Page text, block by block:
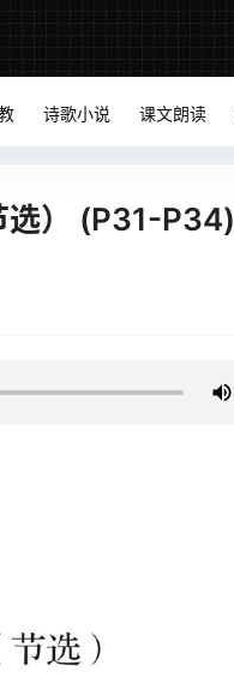
诗歌小说 课文朗读
选） (P31-P34)